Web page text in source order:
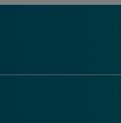
Förderprogramms